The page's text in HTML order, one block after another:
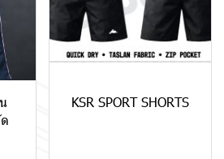
KSR SPORT SHORTS